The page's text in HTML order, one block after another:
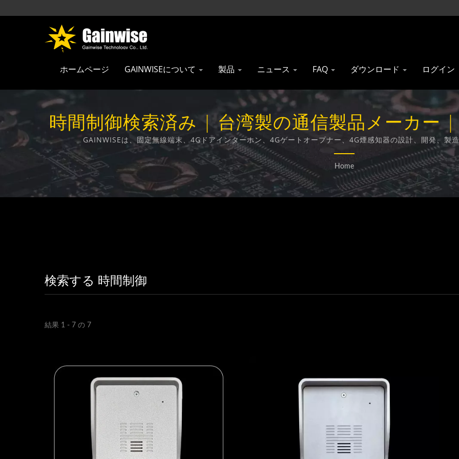
ホームページ GAINWISEについて 製品 ニュース FAQ ダウンロード ログイン
時間制御検索済み | 台湾製の通信製品メーカー
Co., Ltd.
GAINWISEは、固定無線端末、4Gドアインターホン、4Gゲートオープナー、4G煙感知器の設計、開発、製
Home
検索する 時間制御
結果 1 - 7 の 7